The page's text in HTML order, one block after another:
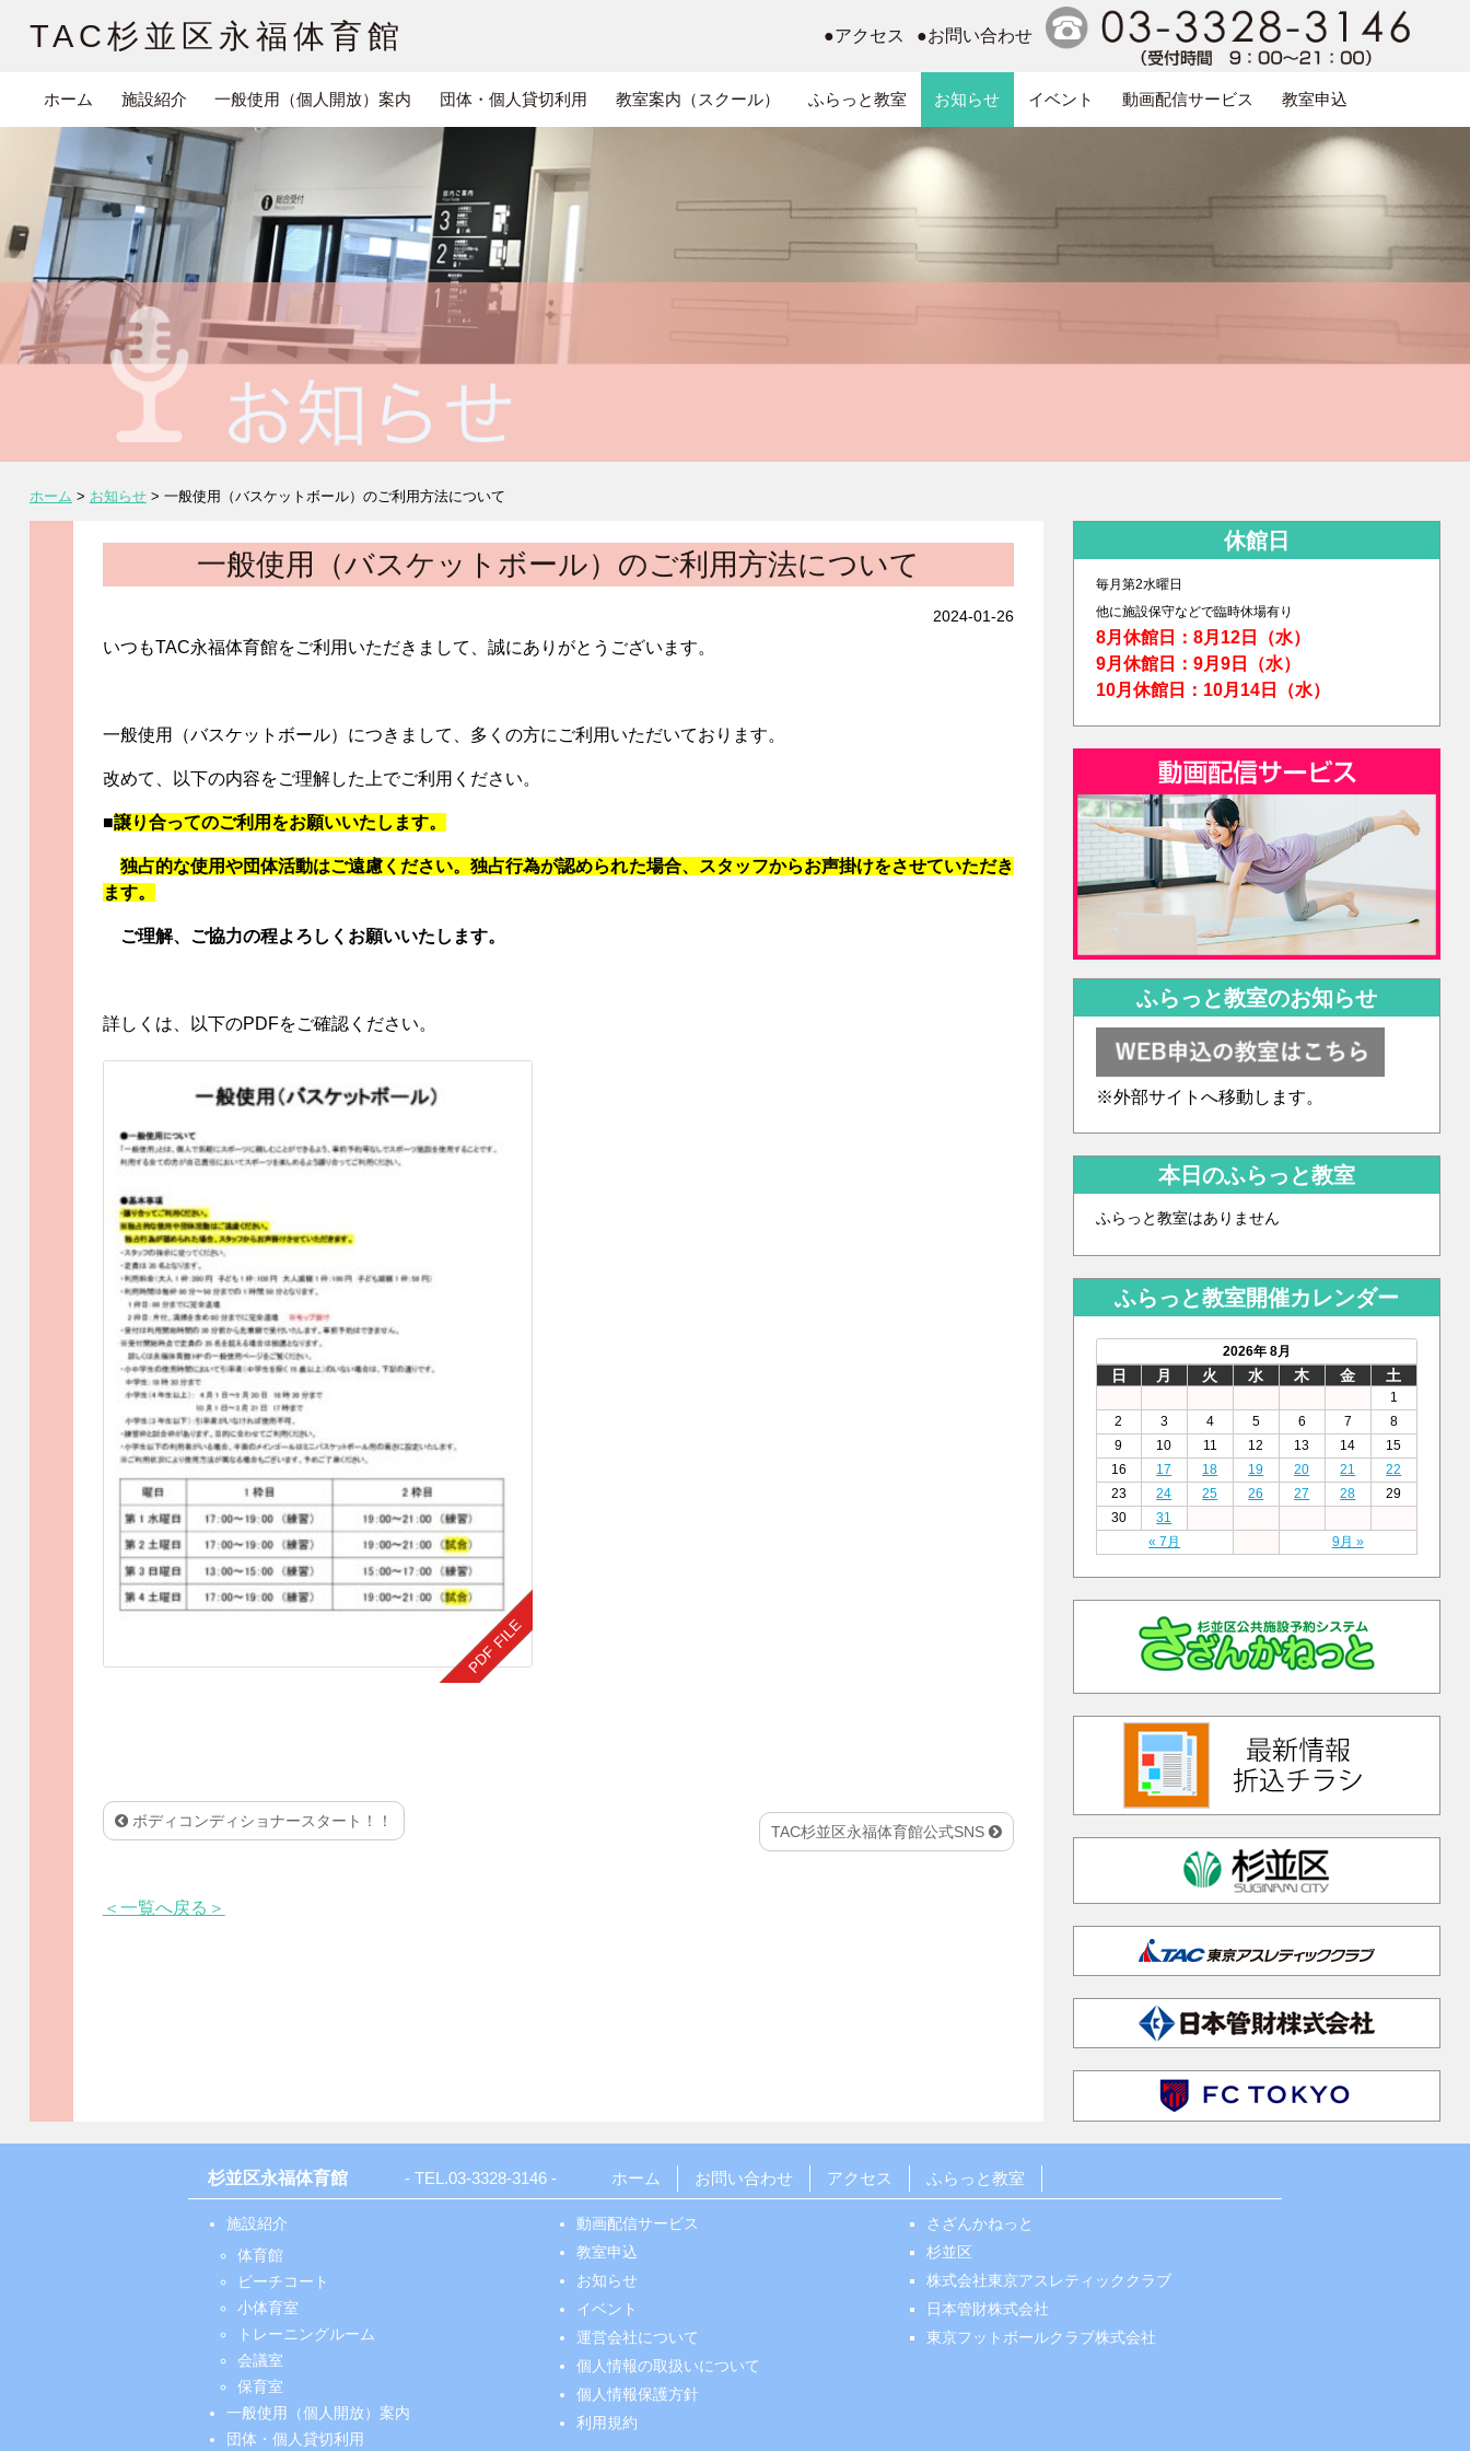
TAC杉並区永福体育館 ●アクセス ●お問い合わせ
ホーム 施設紹介 一般使用（個人開放）案内 団体・個人貸切利用 教室案内（スクール） ふらっと教室 お知らせ イベント 動画配信サービス 教室申込
ホーム > お知らせ> 一般使用（バスケットボール）のご利用方法について
一般使用（バスケットボール）のご利用方法について
2024-01-26
いつもTAC永福体育館をご利用いただきまして、誠にありがとうございます。
一般使用（バスケットボール）につきまして、多くの方にご利用いただいております。
改めて、以下の内容をご理解した上でご利用ください。
■譲り合ってのご利用をお願いいたします。
独占的な使用や団体活動はご遠慮ください。独占行為が認められた場合、スタッフからお声掛けをさせていただき
ます。
ご理解、ご協力の程よろしくお願いいたします。
詳しくは、以下のPDFをご確認ください。
ボディコンディショナースタート！！
TAC杉並区永福体育館公式SNS
＜一覧へ戻る＞
休館日
毎月第2水曜日
他に施設保守などで臨時休場有り
8月休館日：8月12日（水）
9月休館日：9月9日（水）
10月休館日：10月14日（水）
ふらっと教室のお知らせ
※外部サイトへ移動します。
本日のふらっと教室
ふらっと教室はありません
ふらっと教室開催カレンダー
2026年 8月
日 月 火 水 木 金 土
1
2
3 4 5 6 7
8
9
10 11 12 13 14
15
16
17 18 19 20 21
22
23
24 25 26 27 28
29
30
31
« 7月
9月 »
杉並区永福体育館 - TEL.03-3328-3146 - ホーム お問い合わせ アクセス ふらっと教室
施設紹介
体育館
ビーチコート
小体育室
トレーニングルーム
会議室
保育室
一般使用（個人開放）案内
団体・個人貸切利用
動画配信サービス
教室申込
お知らせ
イベント
運営会社について
個人情報の取扱いについて
個人情報保護方針
利用規約
さざんかねっと
杉並区
株式会社東京アスレティッククラブ
日本管財株式会社
東京フットボールクラブ株式会社